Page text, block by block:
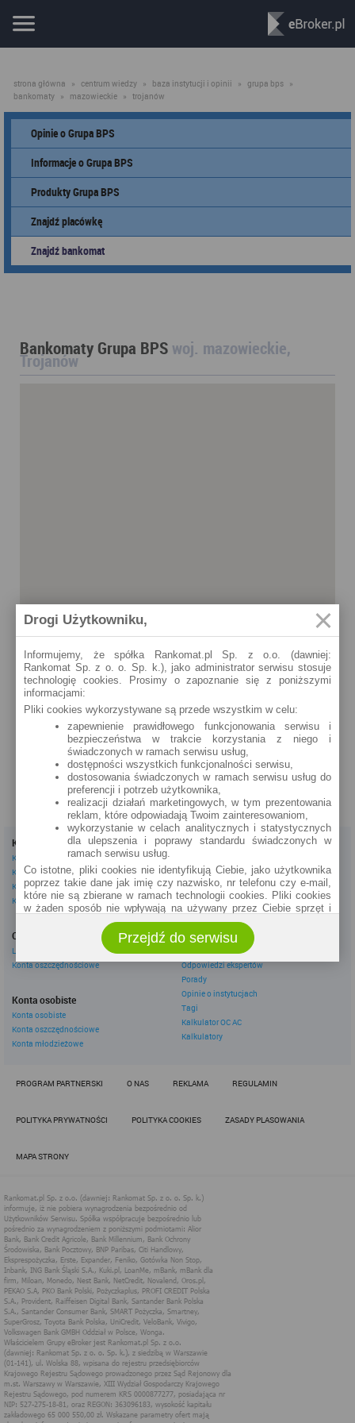
strona główna » centrum wiedzy » baza instytucji i opinii » grupa bps »
bankomaty » mazowieckie » trojanów
Opinie o Grupa BPS
Informacje o Grupa BPS
Produkty Grupa BPS
Znajdź placówkę
Znajdź bankomat
Bankomaty Grupa BPS woj. mazowieckie,
Trojanów
Trojanów
66a (24h)
szczegóły »
Kredyty
Kredyty gotówkowe
Kredyty hipoteczne
Kredyty konsolidacyjne
Kredyty na samochód
Oszczędzanie
Lokaty
Konta oszczędnościowe
Konta osobiste
Konta osobiste
Konta oszczędnościowe
Konta młodzieżowe
Dla firm
Konta firmowe
Leasingi
Inne
eBroker Ekstra
Odpowiedzi ekspertów
Porady
Opinie o instytucjach
Tagi
Kalkulator OC AC
Kalkulatory
PROGRAM PARTNERSKI O NAS REKLAMA REGULAMIN
POLITYKA PRYWATNOŚCI POLITYKA COOKIES ZASADY PLASOWANIA
MAPA STRONY
Drogi Użytkowniku,
Informujemy, że spółka Rankomat.pl Sp. z o.o. (dawniej:
Rankomat Sp. z o. o. Sp. k.), jako administrator serwisu stosuje
technologię cookies. Prosimy o zapoznanie się z poniższymi
informacjami:
Pliki cookies wykorzystywane są przede wszystkim w celu:
zapewnienie prawidłowego funkcjonowania serwisu i
bezpieczeństwa w trakcie korzystania z niego i
świadczonych w ramach serwisu usług,
dostępności wszystkich funkcjonalności serwisu,
dostosowania świadczonych w ramach serwisu usług do
preferencji i potrzeb użytkownika,
realizacji działań marketingowych, w tym prezentowania
reklam, które odpowiadają Twoim zainteresowaniom,
wykorzystanie w celach analitycznych i statystycznych
dla ulepszenia i poprawy standardu świadczonych w
ramach serwisu usług.
Co istotne, pliki cookies nie identyfikują Ciebie, jako użytkownika
poprzez takie dane jak imię czy nazwisko, nr telefonu czy e-mail,
które nie są zbierane w ramach technologii cookies. Pliki cookies
w żaden sposób nie wpływają na używany przez Ciebie sprzęt i
Zakres wykorzystywania plików cookies możliwy jest do
określenia w ustawieniach przeglądarki każdego użytkownika. Bez
wprowadzenia zmian ustawień, informacje w plikach cookies mogą
być zapisywane w pamięci Twojego urządzenia.
Administratorem danych pozyskiwanych w technologii cookies jest
spółka Rankomat.pl Sp. z o.o. (dawniej: Rankomat Sp. z o. o. Sp.
k.) z siedzibą w Warszawie, ul. Wolska 88, 01 - 141 Warszawa.
Możesz jako użytkownik w każdym czasie skontaktować się z
administratorem pod adresem bok@ebroker.pl, jak również wyrazić
obowiązującym prawem (zgodnie z tzw. RODO) w ramach tzw.
dostosowanie usług, świadczonych w ramach serwisu do potrzeb
Polityka Cookies serwisów
internetowych spółki Rankomat.pl Sp. z
o.o. (dawniej: Rankomat Sp. z o. o. Sp.
k.)
Rankomat.pl Sp. z o.o. (dawniej: Rankomat Sp. z o. o. Sp. k.), z
siedzibą w Warszawie (01-141), ul. Wolska 88, wpisana do rejestru
przedsiębiorców Krajowego Rejestru Sądowego prowadzonego
przez Sąd Rejonowy dla m.st. Warszawy w Warszawie, XIII
Wydział Gospodarczy Krajowego Rejestru Sądowego, pod
numerem KRS 0000877277, posiadająca nr NIP: 527-275-18-81,
oraz REGON: 363096183, zwana dalej "Rankomat" wykorzystuje
na swoich stronach internetowych technologię "cookies".
Zasady wykorzystania informacji dostarczonych przez
użytkownika w ramach technologii cookies w trakcie korzystania
ze stron internetowych i Rankomat określa niniejszy dokument.
Przejdź do serwisu